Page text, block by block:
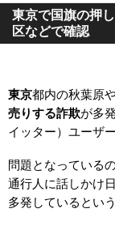
東京で国旗の押
区などで確認
東京都内の秋葉原
売りする詐欺が多
イッター）ユーザ
問題となっている
通行人に話しかけ
多発しているとい